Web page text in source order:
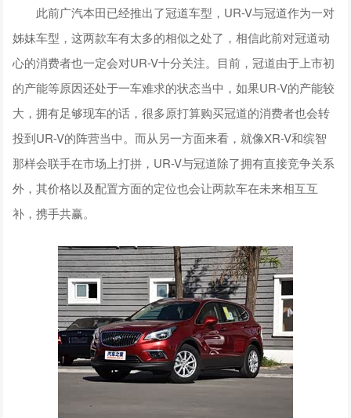
此前广汽本田已经推出了冠道车型，UR-V与冠道作为一对
姊妹车型，这两款车有太多的相似之处了，相信此前对冠道动
心的消费者也一定会对UR-V十分关注。目前，冠道由于上市初
的产能等原因还处于一车难求的状态当中，如果UR-V的产能较
大，拥有足够现车的话，很多原打算购买冠道的消费者也会转
投到UR-V的阵营当中。而从另一方面来看，就像XR-V和缤智
那样会联手在市场上打拼，UR-V与冠道除了拥有直接竞争关系
外，其价格以及配置方面的定位也会让两款车在未来相互互
补，携手共赢。